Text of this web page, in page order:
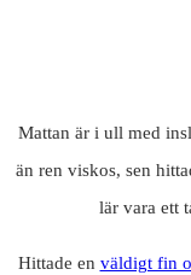
Mattan är i ull med
än ren viskos, sen
lär vara ett
Hittade en väldigt fin